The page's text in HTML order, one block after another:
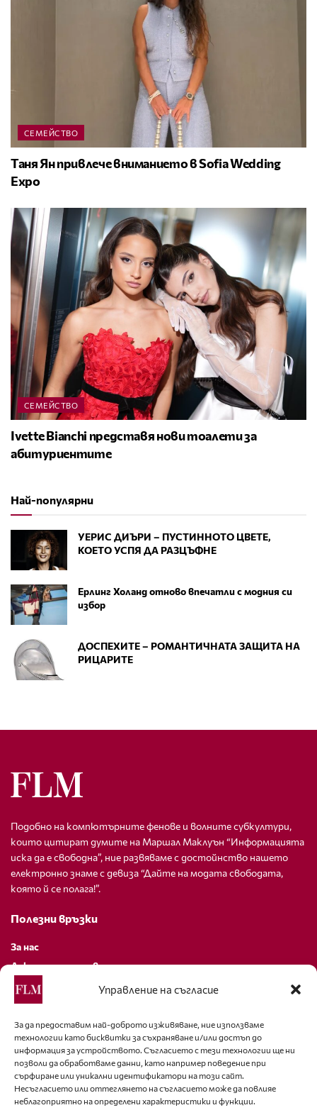
Управление на съгласие
За да предоставим най-доброто изживяване, ние използваме
технологии като бисквитки за съхраняване и/или достъп до
информация за устройството. Съгласието с тези технологии ще ни
позволи да обработваме данни, като например поведение при
сърфиране или уникални идентификатори на този сайт.
Несъгласието или оттеглянето на съгласието може да повлияе
неблагоприятно на определени характеристики и функции.
СЕМЕЙСТВО
Таня Ян привлече вниманието в Sofia Wedding
Expo
СЕМЕЙСТВО
Ivette Bianchi представя нови тоалети за
абитуриентите
Най-популярни
УЕРИС ДИЪРИ – ПУСТИННОТО ЦВЕТЕ,
КОЕТО УСПЯ ДА РАЗЦЪФНЕ
Ерлинг Холанд отново впечатли с модния си
избор
ДОСПЕХИТЕ – РОМАНТИЧНАТА ЗАЩИТА НА
РИЦАРИТЕ
Подобно на компютърните фенове и волните субкултури,
които цитират думите на Маршал Маклуън “Информацията
иска да е свободна”, ние развяваме с достойнство нашето
електронно знаме с девиза “Дайте на модата свободата,
която й се полага!”.
Полезни връзки
За нас
Декларация за поверителност
Политика за бисквитки
За контакти
editor@fashion-lifestyle.net
+359 88 227 33 47
Последвайте ни